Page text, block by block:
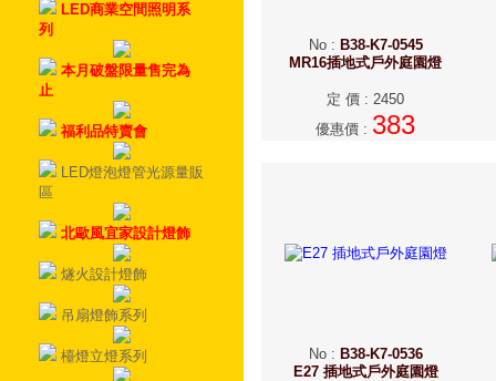
LED商業空間照明系
列
本月破盤限量售完為
止
福利品特賣會
LED燈泡燈管光源量販
區
北歐風宜家設計燈飾
燧火設計燈飾
吊扇燈飾系列
檯燈立燈系列
No: B38-K7-0545
MR16插地式戶外庭園燈
定 價 : 2450
優惠價 : 383
No: B38-K7-0536
E27 插地式戶外庭園燈